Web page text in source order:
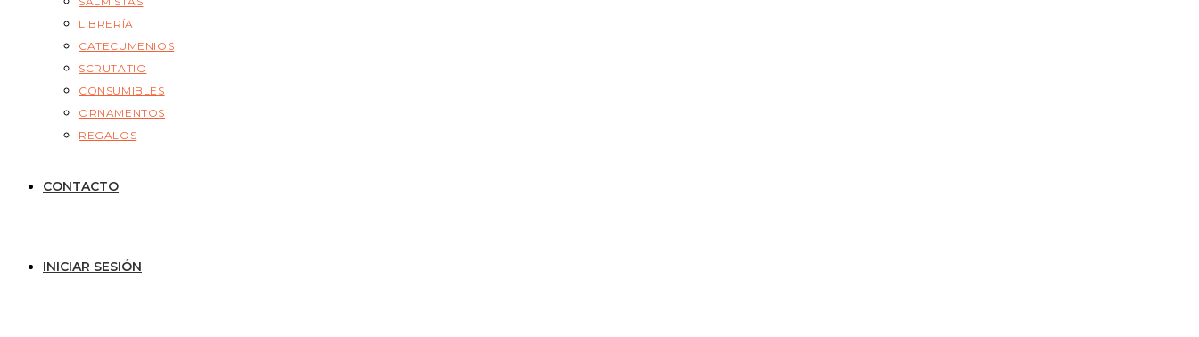
LIBRERÍA
CATECUMENIOS
SCRUTATIO
CONSUMIBLES
ORNAMENTOS
REGALOS
CONTACTO
INICIAR SESIÓN